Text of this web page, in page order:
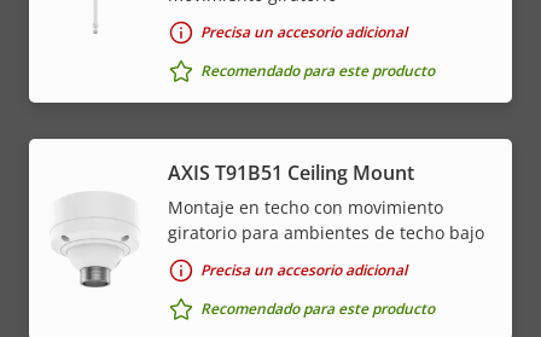
Precisa un accesorio adicional
Recomendado para este producto
AXIS T91B51 Ceiling Mount
Montaje en techo con movimiento
giratorio para ambientes de techo bajo
Precisa un accesorio adicional
Recomendado para este producto